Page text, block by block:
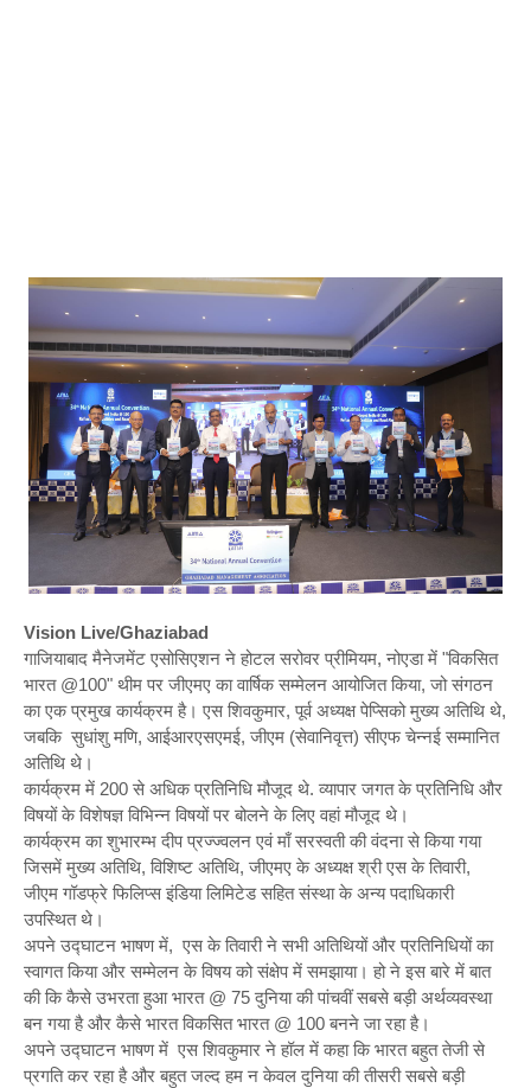
Vision Live/Ghaziabad
गाजियाबाद मैनेजमेंट एसोसिएशन ने होटल सरोवर प्रीमियम, नोएडा में "विकसित
भारत @100" थीम पर जीएमए का वार्षिक सम्मेलन आयोजित किया, जो संगठन
का एक प्रमुख कार्यक्रम है। एस शिवकुमार, पूर्व अध्यक्ष पेप्सिको मुख्य अतिथि थे,
जबकि सुधांशु मणि, आईआरएसएमई, जीएम (सेवानिवृत्त) सीएफ चेन्नई सम्मानित
अतिथि थे।
कार्यक्रम में 200 से अधिक प्रतिनिधि मौजूद थे. व्यापार जगत के प्रतिनिधि और
विषयों के विशेषज्ञ विभिन्न विषयों पर बोलने के लिए वहां मौजूद थे।
कार्यक्रम का शुभारम्भ दीप प्रज्ज्वलन एवं माँ सरस्वती की वंदना से किया गया
जिसमें मुख्य अतिथि, विशिष्ट अतिथि, जीएमए के अध्यक्ष श्री एस के तिवारी,
जीएम गॉडफ्रे फिलिप्स इंडिया लिमिटेड सहित संस्था के अन्य पदाधिकारी
उपस्थित थे।
अपने उद्घाटन भाषण में, एस के तिवारी ने सभी अतिथियों और प्रतिनिधियों का
स्वागत किया और सम्मेलन के विषय को संक्षेप में समझाया। हो ने इस बारे में बात
की कि कैसे उभरता हुआ भारत @ 75 दुनिया की पांचवीं सबसे बड़ी अर्थव्यवस्था
बन गया है और कैसे भारत विकसित भारत @ 100 बनने जा रहा है।
अपने उद्घाटन भाषण में एस शिवकुमार ने हॉल में कहा कि भारत बहुत तेजी से
प्रगति कर रहा है और बहुत जल्द हम न केवल दुनिया की तीसरी सबसे बड़ी